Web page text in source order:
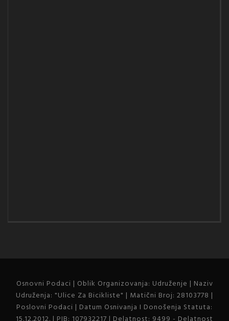
Osnovni Podaci | Oblik Organizovanja: Udruženje | Naziv
Udruženja: "Ulice Za Bicikliste" | Matični Broj: 28103778 |
Poslovni Podaci | Datum Osnivanja I Donošenja Statuta: